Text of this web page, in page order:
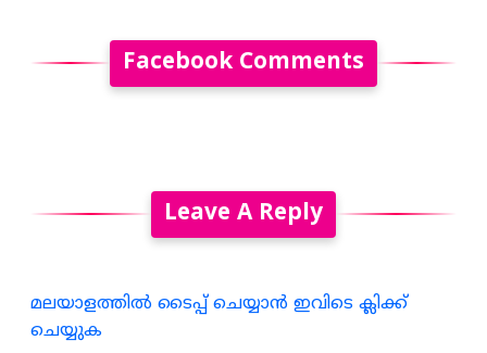
Facebook Comments
Leave A Reply
മലയാളത്തില്‍ ടൈപ്പ് ചെയ്യാന്‍ ഇവിടെ ക്ലിക്ക്
ചെയ്യുക